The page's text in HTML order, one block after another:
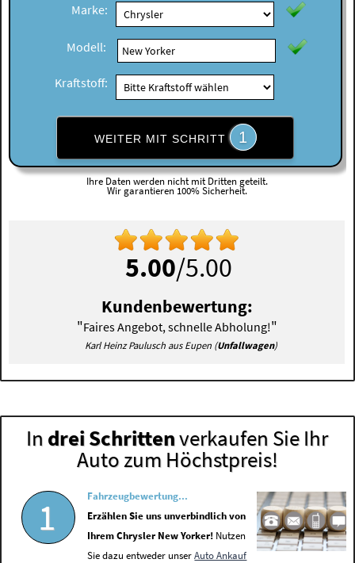
Marke:
Modell:
Kraftstoff:
WEITER MIT SCHRITT 1
Ihre Daten werden nicht mit Dritten geteilt.
Wir garantieren 100% Sicherheit.
5.00/5.00
Kundenbewertung:
"Faires Angebot, schnelle Abholung!"
Karl Heinz Paulusch aus Eupen (Unfallwagen)
In drei Schrittenverkaufen Sie Ihr
Auto zum Höchstpreis!
1
Fahrzeugbewertung...
Erzählen Sie uns unverbindlich von
Ihrem Chrysler New Yorker! Nutzen
Sie dazu entweder unserAuto Ankauf